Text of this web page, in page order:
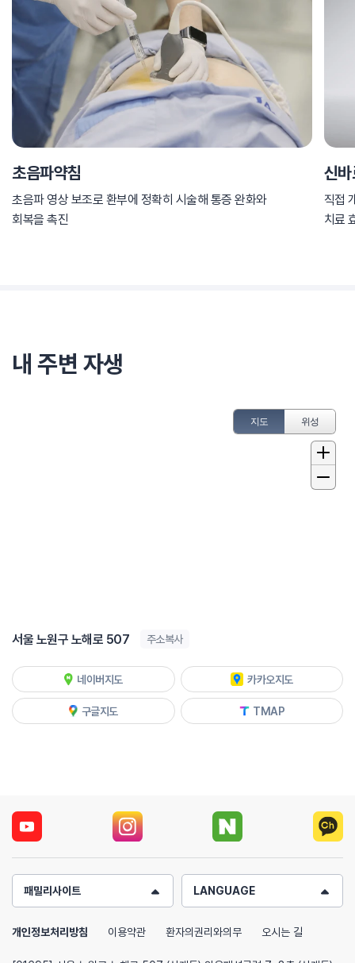
초음파약침
초음파 영상 보조로 환부에 정확히 시술해 통증 완화와
회복을 촉진
신바
직접
치료
내 주변 자생
지도 위성
서울 노원구 노해로 507 주소복사
네이버지도 카카오지도
구글지도 TMAP
패밀리사이트 LANGUAGE
개인정보처리방침 이용약관 환자의권리와의무 오시는 길